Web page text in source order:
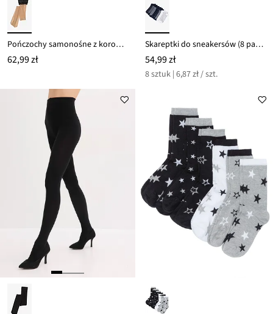
Pończochy samonośne z koronką 20 DEN
62,99 zł
Skareptki do sneakersów (8 par) z bawełny organicznej
54,99 zł
8 sztuk | 6,87 zł / szt.